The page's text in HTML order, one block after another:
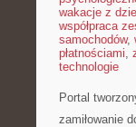
wakacje z
współpraca
samochodów,
płatnościami,
technologie
Portal
zamiłowanie